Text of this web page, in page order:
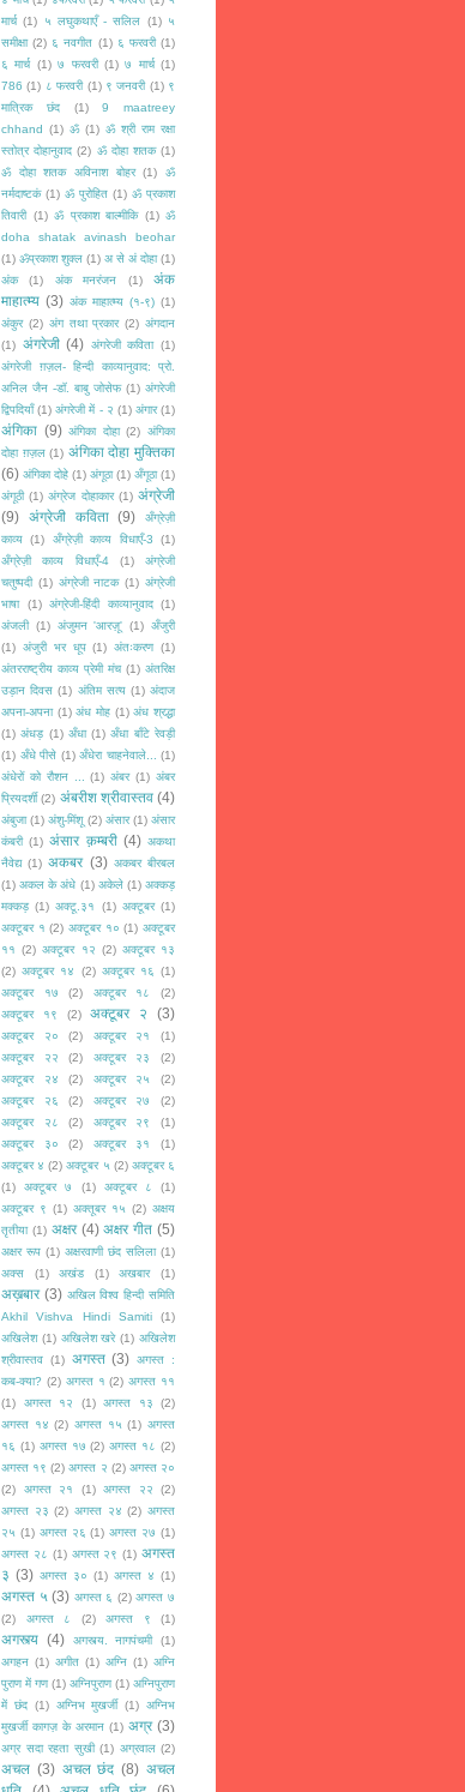
मार्च (1) ५ लघुकथाएँ - सलिल (1) ५
समीक्षा (2) ६ नवगीत (1) ६ फरवरी (1)
६ मार्च (1) ७ फरवरी (1) ७ मार्च (1)
786 (1) ८ फरवरी (1) ९ जनवरी (1) ९
मात्रिक छंद
(1)
9 maatreey
chhand (1) ॐ (1) ॐ श्री राम रक्षा
स्तोत्र दोहानुवाद (2) ॐ दोहा शतक (1)
ॐ दोहा शतक अविनाश बोहर
(1)
ॐ
नर्मदाष्टकं (1) ॐ पुरोहित (1) ॐ प्रकाश
तिवारी (1) ॐ प्रकाश बाल्मीकि (1) ॐ
doha shatak avinash beohar
(1) ॐप्रकाश शुक्ल (1) अ से अं दोहा (1)
अंक
(1) अंक मनरंजन (1)
अंक
माहात्म्य (3) अंक माहात्म्य (१-९) (1)
अंकुर (2) अंग तथा प्रकार (2) अंगदान
(1) अंगरेजी (4) अंगरेजी कविता (1)
अंगरेजी ग़ज़ल- हिन्दी काव्यानुवाद: प्रो.
अनिल जैन -डॉ. बाबु जोसेफ (1) अंगरेजी
द्विपदियाँ (1) अंगरेजी में - २ (1) अंगार (1)
अंगिका (9) अंगिका दोहा (2) अंगिका
दोहा ग़ज़ल (1) अंगिका दोहा मुक्तिका
(6) अंगिका दोहे (1) अंगूठा (1) अँगूठा (1)
अंगूठी (1) अंग्रेज दोहाकार (1) अंग्रेजी
(9)
अंग्रेजी कविता (9)
अँग्रेज़ी
काव्य (1) अँग्रेज़ी काव्य विधाएँ-3
(1)
अँग्रेज़ी काव्य विधाएँ-4
(1)
अंग्रेजी
चतुष्पदी (1) अंग्रेजी नाटक (1) अंग्रेजी
भाषा
(1) अंग्रेजी-हिंदी काव्यानुवाद (1)
अंजली (1) अंजुमन 'आरज़ू' (1) अँजुरी
(1) अंजुरी भर धूप (1) अंतःकरण (1)
अंतरराष्ट्रीय काव्य प्रेमी मंच (1) अंतरिक्ष
उड़ान दिवस (1) अंतिम सत्य (1) अंदाज
अपना-अपना (1) अंध मोह (1) अंध श्रद्धा
(1) अंधड़ (1) अँधा (1) अँधा बाँटे रेवड़ी
(1) अँधे पीसे (1) अँधेरा चाहनेवाले...
(1)
अंधेरों को रौशन ...
(1) अंबर (1) अंबर
प्रियदर्शी (2) अंबरीश श्रीवास्तव (4)
अंबुजा (1) अंशु-मिंशू (2) अंसार (1) अंसार
कंबरी (1) अंसार क़म्बरी (4) अकथा
नैवेद्य (1) अकबर (3) अकबर बीरबल
(1) अकल के अंधे (1) अकेले (1) अक्कड़
मक्कड़ (1) अक्टू.३१ (1) अक्टूबर (1)
अक्टूबर १ (2) अक्टूबर १० (1) अक्टूबर
११ (2) अक्टूबर १२ (2) अक्टूबर १३
(2) अक्टूबर १४ (2) अक्टूबर १६ (1)
अक्टूबर १७
(2) अक्टूबर १८
(2)
अक्टूबर १९
(2) अक्टूबर २ (3)
अक्टूबर २० (2) अक्टूबर २१
(1)
अक्टूबर २२
(2) अक्टूबर २३
(2)
अक्टूबर २४
(2) अक्टूबर २५
(2)
अक्टूबर २६
(2) अक्टूबर २७
(2)
अक्टूबर २८
(2) अक्टूबर २९
(1)
अक्टूबर ३०
(2) अक्टूबर ३१
(1)
अक्टूबर ४ (2) अक्टूबर ५ (2) अक्टूबर ६
(1)
अक्टूबर ७ (1) अक्टूबर ८
(1)
अक्टूबर ९ (1) अक्तूबर १५ (2) अक्षय
तृतीया (1) अक्षर (4) अक्षर गीत (5)
अक्षर रूप (1) अक्षरवाणी छंद सलिला (1)
अक्स
(1) अखंड (1) अखबार (1)
अख़बार (3) अखिल विश्व हिन्दी समिति
Akhil Vishva Hindi Samiti
(1)
अखिलेश (1) अखिलेश खरे (1) अखिलेश
श्रीवास्तव (1) अगस्त (3) अगस्त :
कब-क्या? (2) अगस्त १ (2) अगस्त ११
(1)
अगस्त १२ (1) अगस्त १३
(2)
अगस्त १४ (2) अगस्त १५ (1) अगस्त
१६ (1) अगस्त १७ (2) अगस्त १८ (2)
अगस्त १९ (2) अगस्त २ (2) अगस्त २०
(2)
अगस्त २१ (1) अगस्त २२
(2)
अगस्त २३ (2) अगस्त २४ (2) अगस्त
२५ (1) अगस्त २६ (1) अगस्त २७ (1)
अगस्त २८ (1) अगस्त २९ (1) अगस्त
३ (3) अगस्त ३० (1) अगस्त ४ (1)
अगस्त ५ (3) अगस्त ६ (2) अगस्त ७
(2)
अगस्त ८ (2) अगस्त ९ (1)
अगस्त्य (4) अगस्त्य. नागपंचमी
(1)
अगहन (1) अगीत (1) अग्नि (1) अग्नि
पुराण में गण (1) अग्निपुराण (1) अग्निपुराण
में छंद (1) अग्निभ मुखर्जी (1) अग्निभ
मुखर्जी कागज़ के अरमान (1) अग्र (3)
अग्र सदा रहता सुखी (1) अग्रवाल (2)
अचल (3) अचल छंद (8) अचल